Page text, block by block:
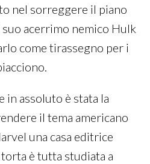
nel sorreggere il piano
acerrimo nemico Hulk
come tirassegno per i
in assoluto è stata la
il tema americano
una casa editrice
è tutta studiata a